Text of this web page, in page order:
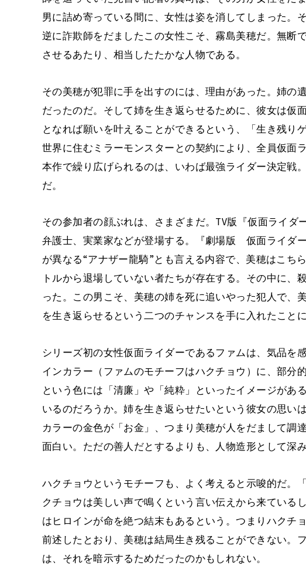
男に詰め寄っている間に、女性は姿を消してしまった。
逆に詐欺師をだましたこの女性こそ、霧島美穂だ。無断
させるあたり、相当したたかな人物である。
その美穂が犯罪に手を出すのには、理由があった。姉の
だったのだ。そして姉を生き返らせるために、彼女は仮
となれば願いを叶えることができるという、「生き残り
世界に住むミラーモンスターとの契約により、全員仮面
本作で繰り広げられるのは、いわば最強ライダー決定戦
だ。
その参加者の顔ぶれは、さまざまだ。TV版『仮面ライダ
弁護士、実業家などが登場する。『劇場版 仮面ライダ
が異なる“アナザー龍騎”とも言える内容で、美穂はこち
トルから退場していない者たちが存在する。その中に、
った。この男こそ、美穂の姉を死に追いやった犯人で、
を生き返らせるという二つのチャンスを手に入れたことに
シリーズ初の女性仮面ライダーであるファムは、気品を
インカラー（ファムのモチーフはハクチョウ）に、部分
という色には「清廉」や「純粋」といったイメージがあ
いるのだろうか。姉を生き返らせたいという彼女の思い
カラーの金色が「お金」、つまり美穂が人をだまして調
面白い。ただの善人だとするよりも、人物造形として深
ハクチョウというモチーフも、よく考えると示唆的だ。
クチョウは美しい声で鳴くという言い伝えから来ている
はヒロインが命を絶つ結末もあるという。つまりハクチ
前述したとおり、美穂は結局生き残ることができない。
は、それを暗示するためだったのかもしれない。